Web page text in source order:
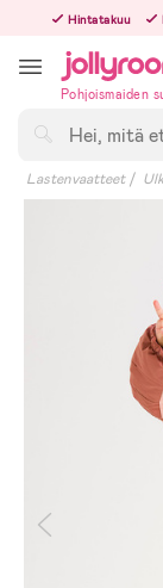
Hoppa
innehållet
Hintatakuu
Tilaa arkisin
Pohjoismaiden
Lastenvaatteet